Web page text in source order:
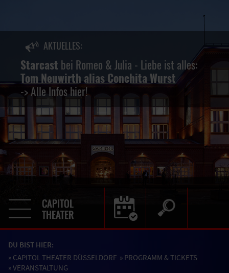
AKTUELLES:
Starcast bei Romeo & Julia - Liebe ist alles:
Tom Neuwirth alias Conchita Wurst
-> Alle Infos hier!
DU BIST HIER:
» CAPITOL THEATER DÜSSELDORF » PROGRAMM & TICKETS
» VERANSTALTUNG